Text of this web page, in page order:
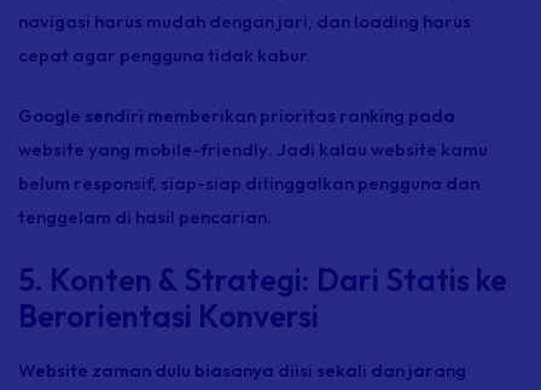
navigasi harus mudah dengan jari, dan loading harus
cepat agar pengguna tidak kabur.
Google sendiri memberikan prioritas ranking pada
website yang mobile-friendly. Jadi kalau website kamu
belum responsif, siap-siap ditinggalkan pengguna dan
tenggelam di hasil pencarian.
5. Konten & Strategi: Dari Statis ke
Berorientasi Konversi
Website zaman dulu biasanya diisi sekali dan jarang